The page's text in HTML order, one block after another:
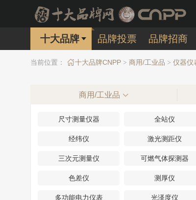
十大品牌 品牌投票 品牌招商
当前位置： 十大品牌CNPP > 商用/工业品 > 仪器仪
商用/工业品
尺寸测量仪器 全站仪
经纬仪 激光测距仪
三次元测量仪 可燃气体探测器
色差仪 测厚仪
多功能电力仪表 光泽度仪